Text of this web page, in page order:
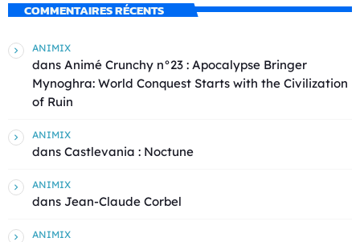
COMMENTAIRES RÉCENTS
ANIMIX
dans Animé Crunchy n°23 : Apocalypse Bringer
Mynoghra: World Conquest Starts with the Civilization
of Ruin
ANIMIX
dans Castlevania : Noctune
ANIMIX
dans Jean-Claude Corbel
ANIMIX